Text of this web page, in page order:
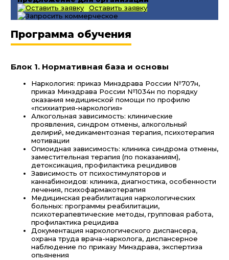
Оставить заявку
Программа обучения
Блок 1. Нормативная база и основы
Наркология: приказ Минздрава России №707н,
приказ Минздрава России №1034н по порядку
оказания медицинской помощи по профилю
«психиатрия-наркология»
Алкогольная зависимость: клинические
проявления, синдром отмены, алкогольный
делирий, медикаментозная терапия, психотерапия
мотивации
Опиоидная зависимость: клиника синдрома отмены,
заместительная терапия (по показаниям),
детоксикация, профилактика рецидивов
Зависимость от психостимуляторов и
каннабиноидов: клиника, диагностика, особенности
лечения, психофармакотерапия
Медицинская реабилитация наркологических
больных: программы реабилитации,
психотерапевтические методы, групповая работа,
профилактика рецидива
Документация наркологического диспансера,
охрана труда врача-нарколога, диспансерное
наблюдение по приказу Минздрава, экспертиза
опьянения